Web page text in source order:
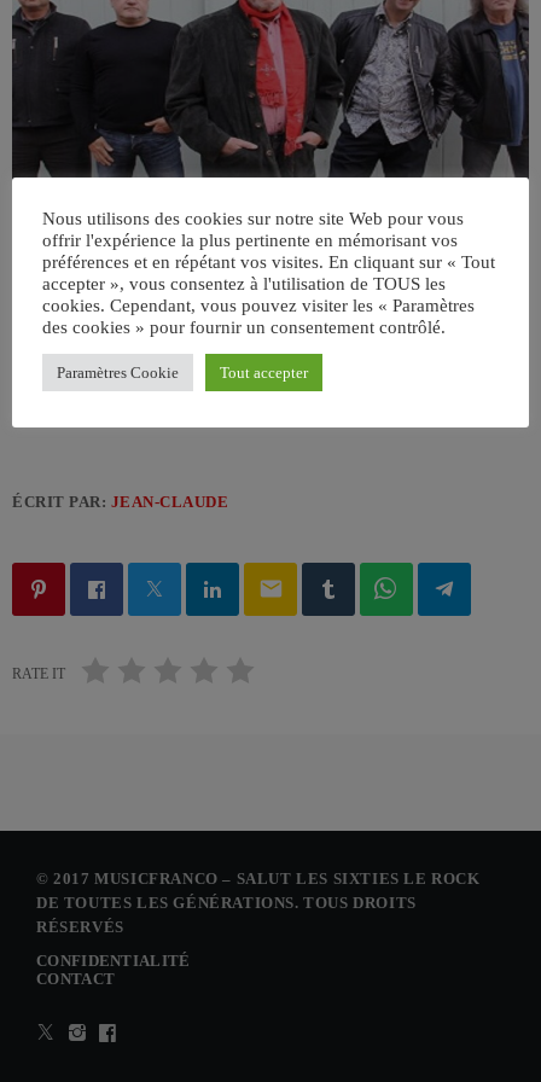
ÉCRIT PAR: JEAN-CLAUDE
email
RATE IT
© 2017 MUSICFRANCO – SALUT LES SIXTIES LE ROCK
DE TOUTES LES GÉNÉRATIONS. TOUS DROITS
RÉSERVÉS
CONFIDENTIALITÉ
CONTACT
Nous utilisons des cookies sur notre site Web pour vous
offrir l'expérience la plus pertinente en mémorisant vos
préférences et en répétant vos visites. En cliquant sur « Tout
accepter », vous consentez à l'utilisation de TOUS les
cookies. Cependant, vous pouvez visiter les « Paramètres
des cookies » pour fournir un consentement contrôlé.
Paramètres Cookie Tout accepter